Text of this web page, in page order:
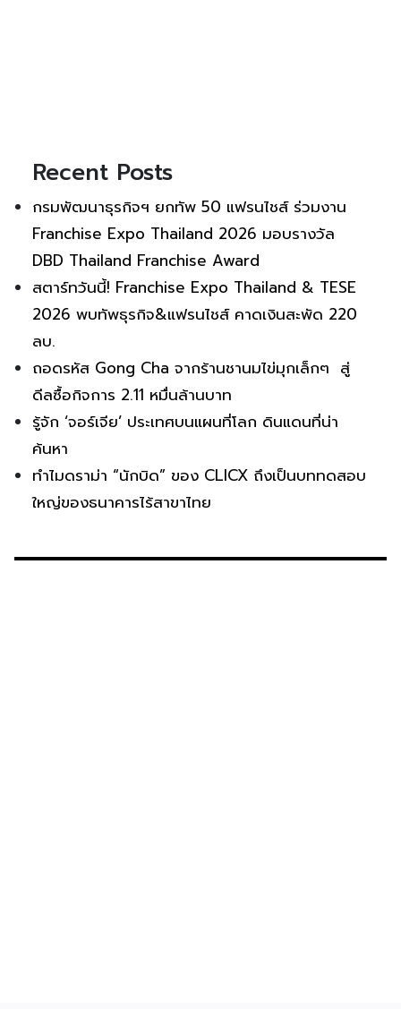
Recent Posts
กรมพัฒนาธุรกิจฯ ยกทัพ 50 แฟรนไชส์ ร่วมงาน
Franchise Expo Thailand 2026 มอบรางวัล
DBD Thailand Franchise Award
สตาร์ทวันนี้! Franchise Expo Thailand & TESE
2026 พบทัพธุรกิจ&แฟรนไชส์ คาดเงินสะพัด 220
ลบ.
ถอดรหัส Gong Cha จากร้านชานมไข่มุกเล็กๆ สู่
ดีลซื้อกิจการ 2.11 หมื่นล้านบาท
รู้จัก ‘จอร์เจีย’ ประเทศบนแผนที่โลก ดินแดนที่น่า
ค้นหา
ทำไมดราม่า “นักบิด” ของ CLICX ถึงเป็นบททดสอบ
ใหญ่ของธนาคารไร้สาขาไทย